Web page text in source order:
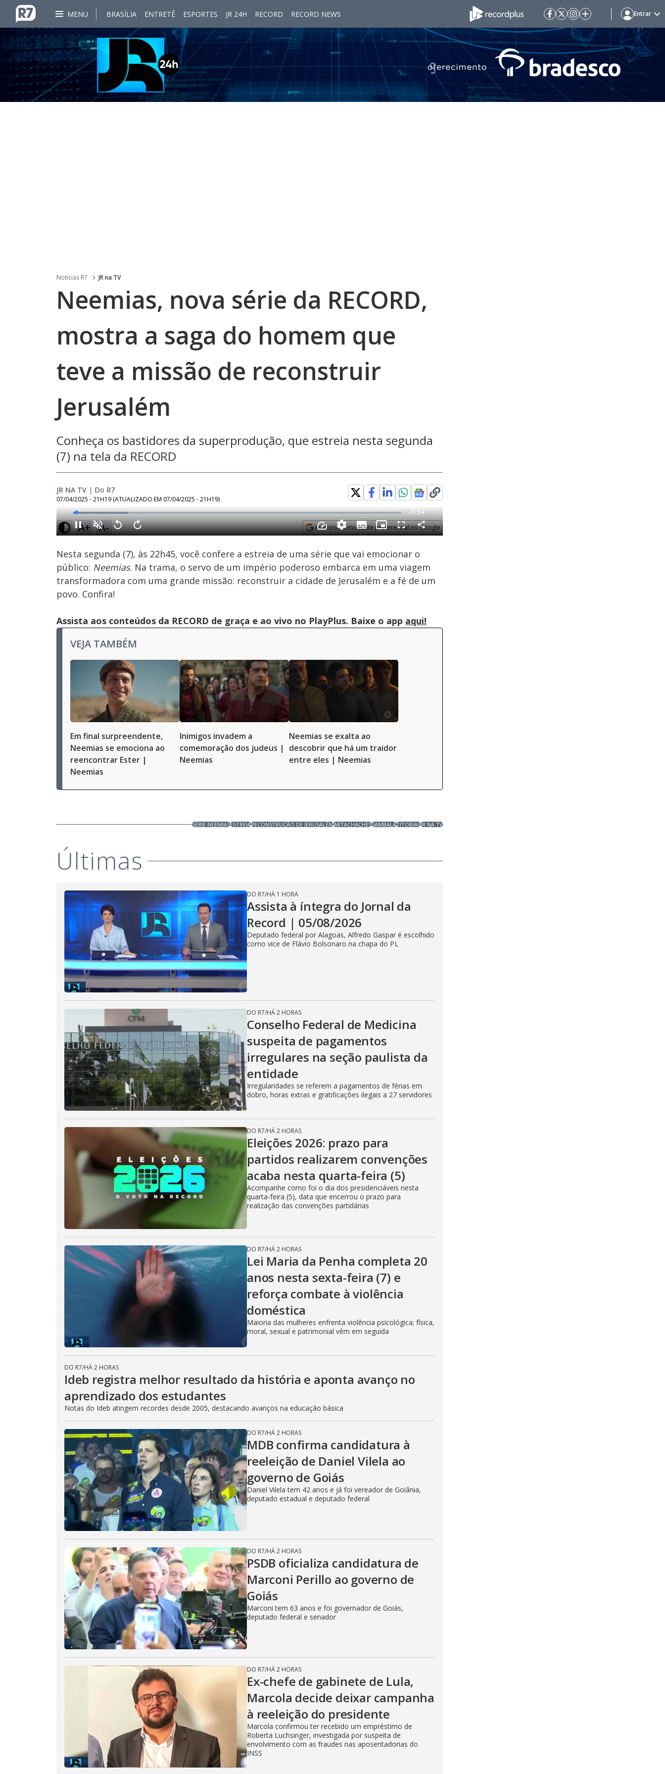
MENU BRASÍLIA ENTRETÊ ESPORTES JR 24H RECORD RECORD NEWS Entrar
Noticias R7 JR na TV
Neemias, nova série da RECORD,
mostra a saga do homem que
teve a missão de reconstruir
Jerusalém
Conheça os bastidores da superprodução, que estreia nesta segunda
(7) na tela da RECORD
JR NA TV | Do R7
07/04/2025 - 21H19 (ATUALIZADO EM 07/04/2025 - 21H19)
A+ A- Adicione como fonte preferencial no Google
Ativar
Som
Loaded:
16.62%
Velocidade Subtitles
Nesta segunda (7), às 22h45, você confere a estreia de uma série que vai emocionar o
público: Neemias. Na trama, o servo de um império poderoso embarca em uma viagem
transformadora com uma grande missão: reconstruir a cidade de Jerusalém e a fé de um
povo. Confira!
Assista aos conteúdos da RECORD de graça e ao vivo no PlayPlus. Baixe o app aqui!
VEJA TAMBÉM
Em final surpreendente,
Neemias se emociona ao
reencontrar Ester |
Neemias
Inimigos invadem a
comemoração dos judeus |
Neemias
Neemias se exalta ao
descobrir que há um traidor
entre eles | Neemias
SÉRIE NEEMIASESTREIARECONSTRUÇÃO DE JERUSALÉMARTACHACHESSAMBALÁTITOBIASJR NA TV
Últimas
DO R7/HÁ 1 HORA
Assista à íntegra do Jornal da
Record | 05/08/2026
Deputado federal por Alagoas, Alfredo Gaspar é escolhido
como vice de Flávio Bolsonaro na chapa do PL
DO R7/HÁ 2 HORAS
Conselho Federal de Medicina
suspeita de pagamentos
irregulares na seção paulista da
entidade
Irregularidades se referem a pagamentos de férias em
dobro, horas extras e gratificações ilegais a 27 servidores
DO R7/HÁ 2 HORAS
Eleições 2026: prazo para
partidos realizarem convenções
acaba nesta quarta-feira (5)
Acompanhe como foi o dia dos presidenciáveis nesta
quarta-feira (5), data que encerrou o prazo para
realização das convenções partidárias
DO R7/HÁ 2 HORAS
Lei Maria da Penha completa 20
anos nesta sexta-feira (7) e
reforça combate à violência
doméstica
Maioria das mulheres enfrenta violência psicológica; física,
moral, sexual e patrimonial vêm em seguida
DO R7/HÁ 2 HORAS
Ideb registra melhor resultado da história e aponta avanço no
aprendizado dos estudantes
Notas do Ideb atingem recordes desde 2005, destacando avanços na educação básica
DO R7/HÁ 2 HORAS
MDB confirma candidatura à
reeleição de Daniel Vilela ao
governo de Goiás
Daniel Vilela tem 42 anos e já foi vereador de Goiânia,
deputado estadual e deputado federal
DO R7/HÁ 2 HORAS
PSDB oficializa candidatura de
Marconi Perillo ao governo de
Goiás
Marconi tem 63 anos e foi governador de Goiás,
deputado federal e senador
DO R7/HÁ 2 HORAS
Ex-chefe de gabinete de Lula,
Marcola decide deixar campanha
à reeleição do presidente
Marcola confirmou ter recebido um empréstimo de
Roberta Luchsinger, investigada por suspeita de
envolvimento com as fraudes nas aposentadorias do
INSS